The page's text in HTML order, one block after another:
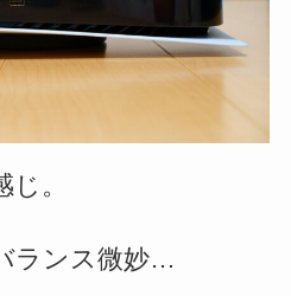
。
ランス微妙…